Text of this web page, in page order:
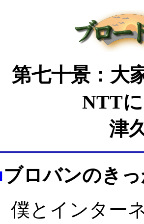
第七十景：大
NTT
津
ブロバンのき
僕とインター